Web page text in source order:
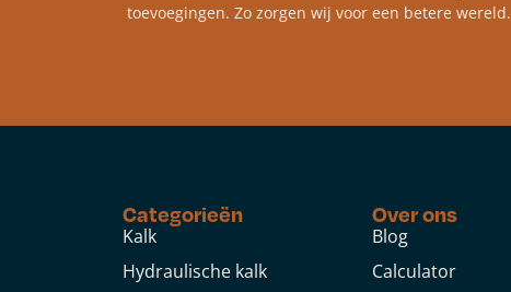
toevoegingen. Zo zorgen wij voor een betere wereld.
Categorieën
Kalk
Hydraulische kalk
Over ons
Blog
Calculator